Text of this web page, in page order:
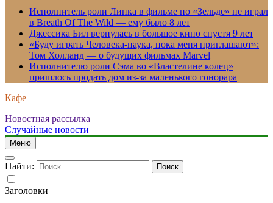
Исполнитель роли Линка в фильме по «Зельде» не играл
в Breath Of The Wild — ему было 8 лет
Джессика Бил вернулась в большое кино спустя 9 лет
«Буду играть Человека-паука, пока меня приглашают»:
Том Холланд — о будущих фильмах Marvel
Исполнителю роли Сэма во «Властелине колец»
пришлось продать дом из-за маленького гонорара
Кафе
Новостная рассылка
Случайные новости
Меню
Найти:
Заголовки